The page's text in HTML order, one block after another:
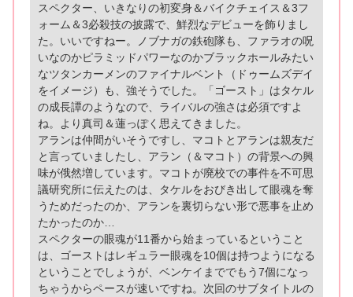
スペクター、いきなりの初変身＆バイクチェイス＆3フ
ォーム＆3必殺技の披露で、鮮烈なデビューを飾りまし
た。いいですねー。ノブナガの鉄砲隊も、ファラオの呪
いなのかピラミッドパワーなのかブラックホールみたい
なツタンカーメンのファイナルベント（ドゥームズデイ
をイメージ）も、強そうでした。「ゴースト」はタケル
の成長譚のようなので、ライバルの強さは必須ですよ
ね。より真司＆蓮っぽく思えてきました。
アランは仲間がいそうですし、マコトとアランは親友だ
と言っていましたし、アラン（＆マコト）の背景への興
味が俄然増しています。マコトが廃校での事件を不可思
議研究所に伝えたのは、タケルをおびき出して眼魂を奪
うためだったのか、アランを裏切らない形で悪事を止め
たかったのか…
スペクターの眼魂が11番から始まっているということ
は、ゴーストはレギュラー眼魂を10個は持つようになる
ということでしょうが、ベンケイまででもう7個になっ
ちゃうからペースが速いですね。次回のサブタイトルの